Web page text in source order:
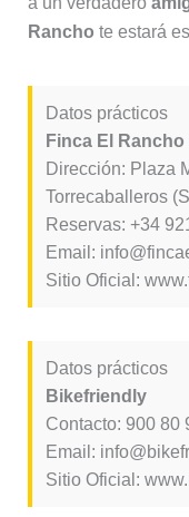
Rancho te estará
Datos prácticos
Finca El
Dirección: Plaza
Torrecaballeros
Reservas: +34
Email:
Sitio Oficial:
Datos prácticos
Bikefriendly
Contacto: 900 80
Email:
Sitio Oficial: